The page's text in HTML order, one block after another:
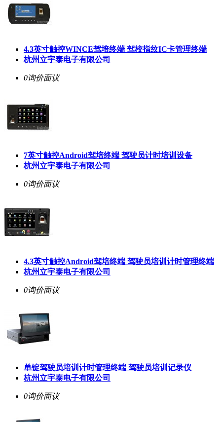
4.3英寸触控WINCE驾培终端 驾校指纹IC卡管理终端
杭州立宇泰电子有限公司
0询价面议
7英寸触控Android驾培终端 驾驶员计时培训设备
杭州立宇泰电子有限公司
0询价面议
4.3英寸触控Android驾培终端 驾驶员培训计时管理终端
杭州立宇泰电子有限公司
0询价面议
单锭驾驶员培训计时管理终端 驾驶员培训记录仪
杭州立宇泰电子有限公司
0询价面议